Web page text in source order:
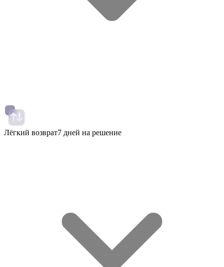
Лёгкий возврат7 дней на решение